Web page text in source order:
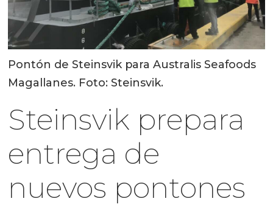
Pontón de Steinsvik para Australis Seafoods
Magallanes. Foto: Steinsvik.
Steinsvik prepara
entrega de
nuevos pontones